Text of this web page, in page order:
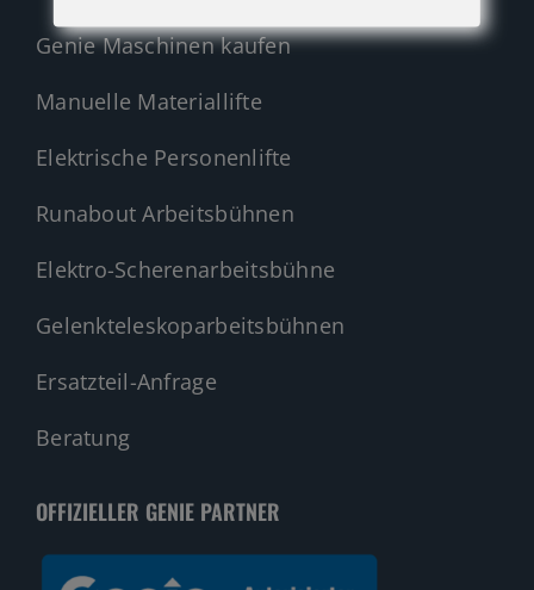
Genie Maschinen kaufen
Manuelle Materiallifte
Elektrische Personenlifte
Runabout Arbeitsbühnen
Elektro-Scherenarbeitsbühne
Gelenkteleskoparbeitsbühnen
Ersatzteil-Anfrage
Beratung
OFFIZIELLER GENIE PARTNER